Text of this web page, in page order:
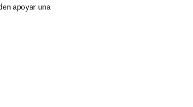
apoyar una